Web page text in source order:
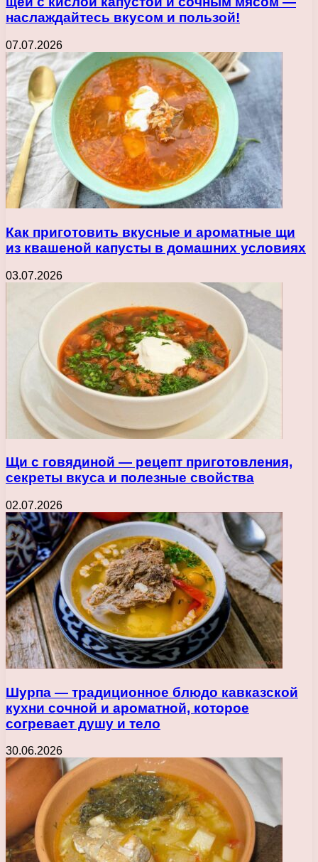
наслаждайтесь вкусом и пользой!
07.07.2026
Как приготовить вкусные и ароматные щи
из квашеной капусты в домашних условиях
03.07.2026
Щи с говядиной — рецепт приготовления,
секреты вкуса и полезные свойства
02.07.2026
Шурпа — традиционное блюдо кавказской
кухни сочной и ароматной, которое
согревает душу и тело
30.06.2026